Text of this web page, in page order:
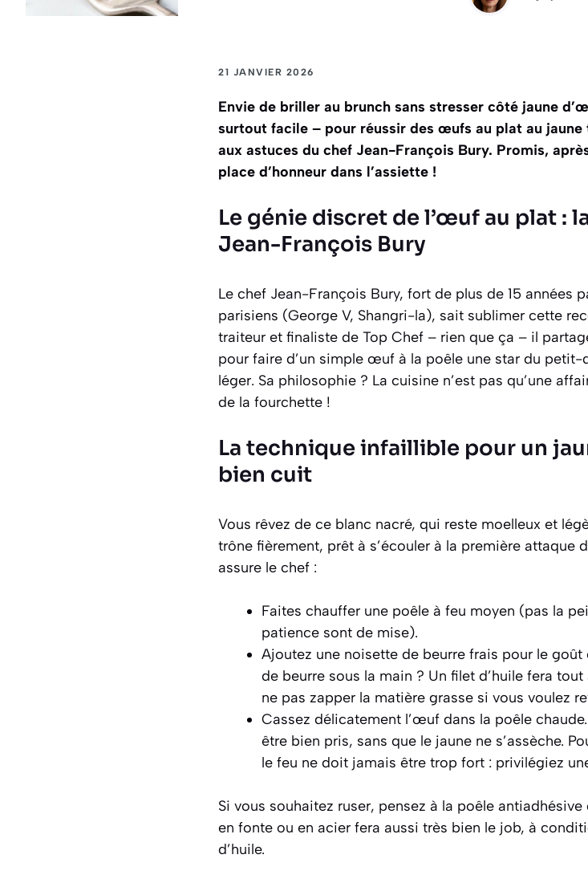
21 JANVIER 2026
Envie de briller au brunch sans stresser côté jaune
surtout facile – pour réussir des œufs au plat au
aux astuces du chef Jean-François Bury. Promis,
place d’honneur dans l’assiette !
Le génie discret de l’œuf au plat :
Jean-François Bury
Le chef Jean-François Bury, fort de plus de 15 années
parisiens (George V, Shangri-la), sait sublimer cette
traiteur et finaliste de Top Chef – rien que ça – il
pour faire d’un simple œuf à la poêle une star du petit-
léger. Sa philosophie ? La cuisine n’est pas qu’une
de la fourchette !
La technique infaillible pour un
bien cuit
Vous rêvez de ce blanc nacré, qui reste moelleux et
trône fièrement, prêt à s’écouler à la première attaque
assure le chef :
Faites chauffer une poêle à feu moyen (pas la
patience sont de mise).
Ajoutez une noisette de beurre frais pour le goût
de beurre sous la main ? Un filet d’huile fera
ne pas zapper la matière grasse si vous voulez
Cassez délicatement l’œuf dans la poêle
être bien pris, sans que le jaune ne s’assèche.
le feu ne doit jamais être trop fort : privilégiez
Si vous souhaitez ruser, pensez à la poêle
en fonte ou en acier fera aussi très bien le job, à
d’huile.